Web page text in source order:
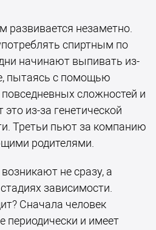
развивается незаметно.
спиртным по
начинают выпивать из-
пытаясь с помощью
сложностей и
из-за генетической
Третьи пьют за компанию
родителями.
не сразу, а
зависимости.
Сначала человек
периодически и имеет